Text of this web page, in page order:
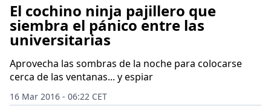
El cochino ninja pajillero que
siembra el pánico entre las
universitarias
Aprovecha las sombras de la noche para colocarse
cerca de las ventanas... y espiar
16 Mar 2016 - 06:22 CET